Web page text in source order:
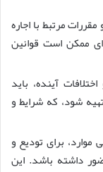
مرتبط با اجاره
ممکن است قوانین
آینده، باید
شود، که شرایط و
موارد، برای تودیع و
داشته باشد. این